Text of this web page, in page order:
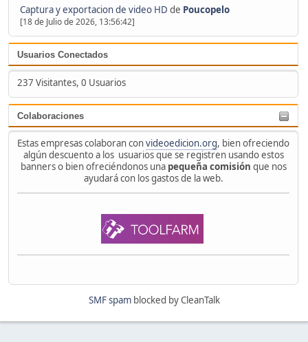
Captura y exportacion de video HD de Poucopelo
[18 de Julio de 2026, 13:56:42]
Usuarios Conectados
237 Visitantes, 0 Usuarios
Colaboraciones
Estas empresas colaboran convideoedicion.org, bien ofreciendo
algún descuento a los usuarios que se registren usando estos
banners o bien ofreciéndonos una pequeña comisión que nos
ayudará con los gastos de la web.
SMF spamblocked by CleanTalk